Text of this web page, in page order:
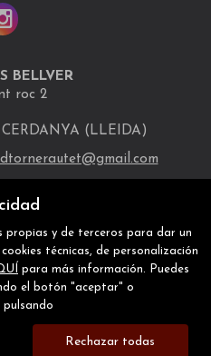
propias y de terceros para dar un
técnicas, de personalización
para más información. Puedes
el botón "aceptar" o
Rechazar todas
BELLVER
roc 2
(LLEIDA)
MAPA WEB
COOKIES